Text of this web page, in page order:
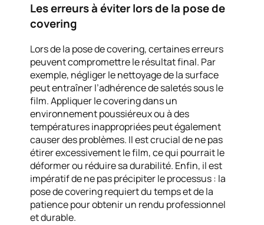
Les erreurs à éviter lors de la pose de
covering
Lors de la pose de covering, certaines erreurs
peuvent compromettre le résultat final. Par
exemple, négliger le nettoyage de la surface
peut entraîner l’adhérence de saletés sous le
film. Appliquer le covering dans un
environnement poussiéreux ou à des
températures inappropriées peut également
causer des problèmes. Il est crucial de ne pas
étirer excessivement le film, ce qui pourrait le
déformer ou réduire sa durabilité. Enfin, il est
impératif de ne pas précipiter le processus : la
pose de covering requiert du temps et de la
patience pour obtenir un rendu professionnel
et durable.